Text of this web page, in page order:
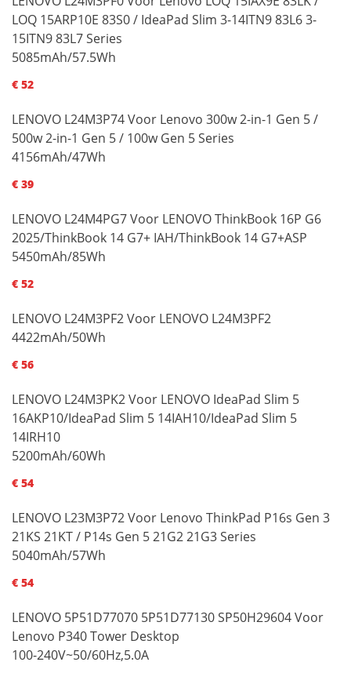
LOQ 15ARP10E 83S0 / IdeaPad Slim 3-14ITN9 83L6 3-
15ITN9 83L7 Series
5085mAh/57.5Wh
€ 52
LENOVO L24M3P74 Voor Lenovo 300w 2-in-1 Gen 5 /
500w 2-in-1 Gen 5 / 100w Gen 5 Series
4156mAh/47Wh
€ 39
LENOVO L24M4PG7 Voor LENOVO ThinkBook 16P G6
2025/ThinkBook 14 G7+ IAH/ThinkBook 14 G7+ASP
5450mAh/85Wh
€ 52
LENOVO L24M3PF2 Voor LENOVO L24M3PF2
4422mAh/50Wh
€ 56
LENOVO L24M3PK2 Voor LENOVO IdeaPad Slim 5
16AKP10/IdeaPad Slim 5 14IAH10/IdeaPad Slim 5
14IRH10
5200mAh/60Wh
€ 54
LENOVO L23M3P72 Voor Lenovo ThinkPad P16s Gen 3
21KS 21KT / P14s Gen 5 21G2 21G3 Series
5040mAh/57Wh
€ 54
LENOVO 5P51D77070 5P51D77130 SP50H29604 Voor
Lenovo P340 Tower Desktop
100-240V~50/60Hz,5.0A